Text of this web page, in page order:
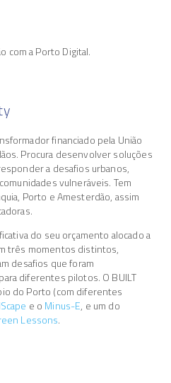
com a Porto Digital.
financiado pela União
Procura desenvolver soluções
a desafios urbanos,
vulneráveis. Tem
Porto e Amesterdão, assim
do seu orçamento alocado a
três momentos distintos,
desafios que foram
diferentes pilotos. O BUILT
do Porto (com diferentes
e oMinus-E, e um do
Lessons.